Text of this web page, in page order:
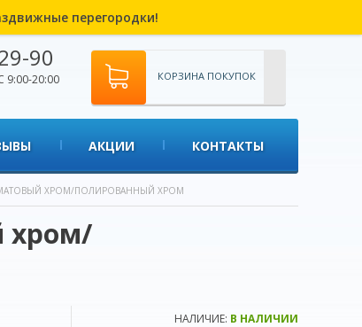
перегородки!
90
9:00-20:00
КОРЗИНА ПОКУПОК
АКЦИИ КОНТАКТЫ
МАТОВЫЙ ХРОМ/ПОЛИРОВАННЫЙ ХРОМ
хром/
НАЛИЧИЕ: В НАЛИЧИИ